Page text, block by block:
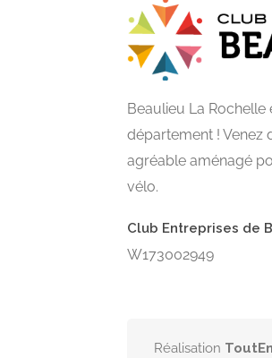
Beaulieu La
département ! Venez
agréable aménagé
vélo.
Club Entreprises de
W173002949
Réalisation